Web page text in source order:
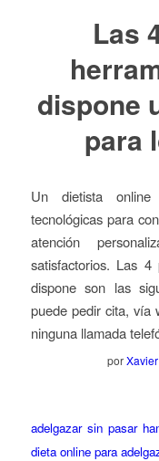
Las
dispone
para
Un dietista online
tecnológicas para
atención
satisfactorios. Las
dispone son las
puede pedir cita, vía
ninguna llamada
por
adelgazar sin pasar
dieta online para